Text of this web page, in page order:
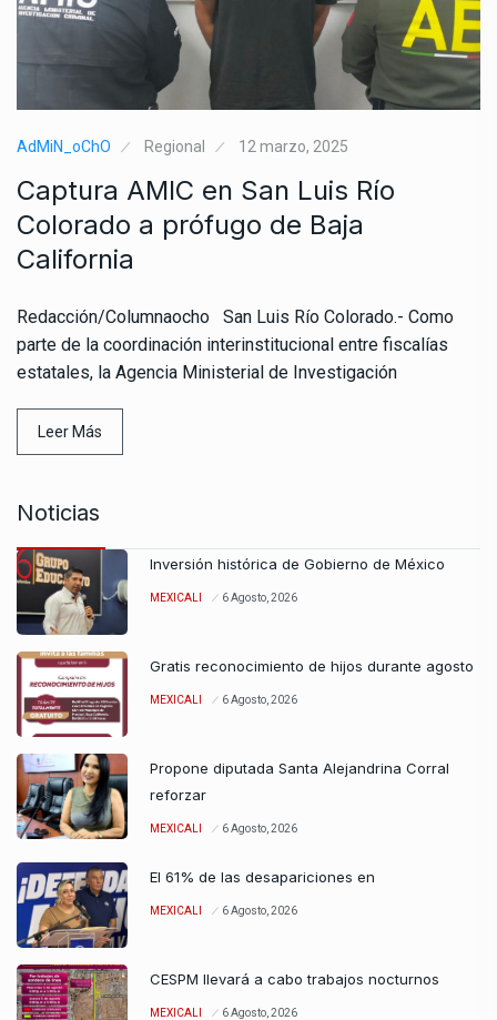
AdMiN_oChO Regional 12 marzo, 2025
Captura AMIC en San Luis Río
Colorado a prófugo de Baja
California
Redacción/Columnaocho San Luis Río Colorado.- Como
parte de la coordinación interinstitucional entre fiscalías
estatales, la Agencia Ministerial de Investigación
Leer Más
Noticias
Inversión histórica de Gobierno de México
MEXICALI 6 Agosto, 2026
Gratis reconocimiento de hijos durante agosto
MEXICALI 6 Agosto, 2026
Propone diputada Santa Alejandrina Corral
reforzar
MEXICALI 6 Agosto, 2026
El 61% de las desapariciones en
MEXICALI 6 Agosto, 2026
CESPM llevará a cabo trabajos nocturnos
MEXICALI 6 Agosto, 2026